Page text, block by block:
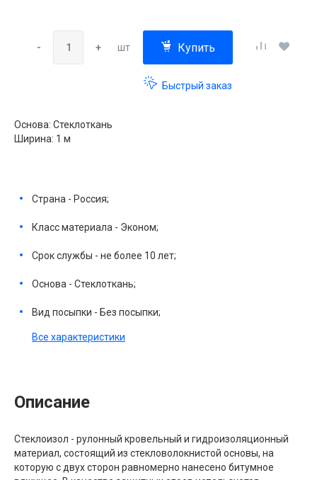
- + шт Купить
Быстрый заказ
Основа: Стеклоткань
Ширина: 1 м
Страна - Россия;
Класс материала - Эконом;
Срок службы - не более 10 лет;
Основа - Стеклоткань;
Вид посыпки - Без посыпки;
Все характеристики
Описание
Стеклоизол - рулонный кровельный и гидроизоляционный
материал, состоящий из стекловолокнистой основы, на
которую с двух сторон равномерно нанесено битумное